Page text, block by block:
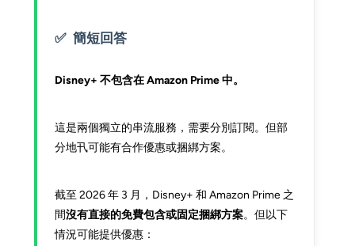
簡短回答
Disney+ 不包含在 Amazon Prime 中。
這是兩個獨立的串流服務，需要分別訂閱。但部
分地卂可能有合作優惠或捆綁方案。
截至 2026 年 3 月，Disney+ 和 Amazon Prime 之
間沒有直接的免費包含或固定捆綁方案。但以下
情況可能提供優惠：